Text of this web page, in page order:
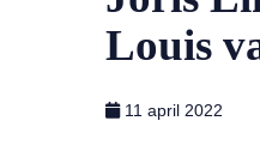
Louis
11 april 2022